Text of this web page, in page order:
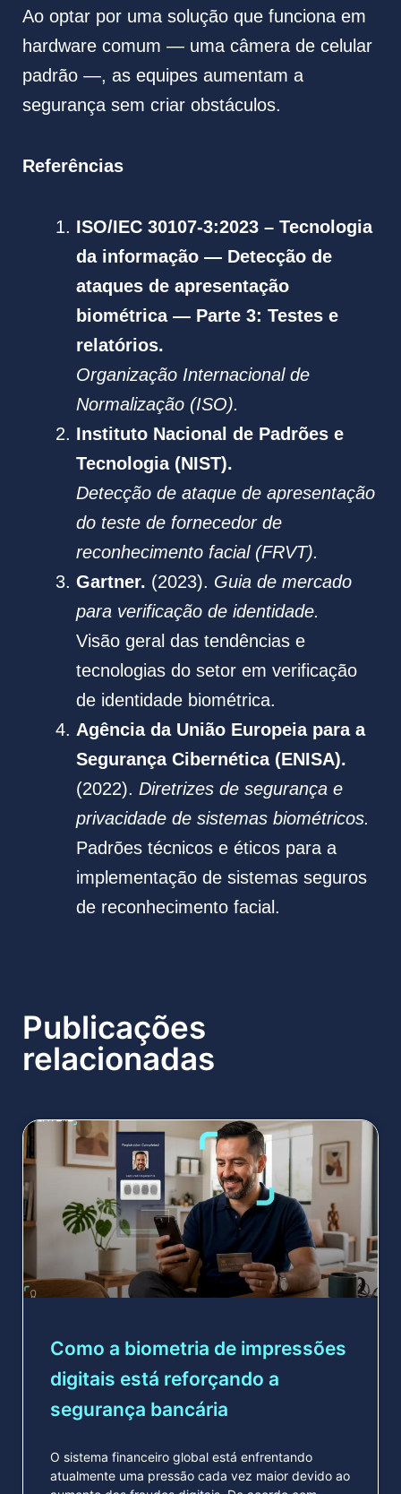
Ao optar por uma solução que funciona em
hardware comum — uma câmera de celular
padrão —, as equipes aumentam a
segurança sem criar obstáculos.
Referências
ISO/IEC 30107-3:2023 – Tecnologia
da informação — Detecção de
ataques de apresentação
biométrica — Parte 3: Testes e
relatórios.
Organização Internacional de
Normalização (ISO).
Instituto Nacional de Padrões e
Tecnologia (NIST).
Detecção de ataque de apresentação
do teste de fornecedor de
reconhecimento facial (FRVT).
Gartner. (2023). Guia de mercado
para verificação de identidade.
Visão geral das tendências e
tecnologias do setor em verificação
de identidade biométrica.
Agência da União Europeia para a
Segurança Cibernética (ENISA).
(2022). Diretrizes de segurança e
privacidade de sistemas biométricos.
Padrões técnicos e éticos para a
implementação de sistemas seguros
de reconhecimento facial.
Publicações
relacionadas
Como a biometria de impressões
digitais está reforçando a
segurança bancária
O sistema financeiro global está enfrentando
atualmente uma pressão cada vez maior devido ao